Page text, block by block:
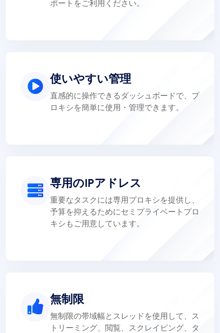
ポートをご利用ください。
使いやすい管理
直感的に操作できるダッシュボードで、プ
ロキシを簡単に使用・管理できます。
専用のIPアドレス
重要なタスクには専用プロキシを提供し、
予算を抑えるためにセミプライベートプロ
キシもご用意しています。
無制限
無制限の帯域幅とスレッドを使用して、ス
トリーミング、閲覧、スクレイピング、タ